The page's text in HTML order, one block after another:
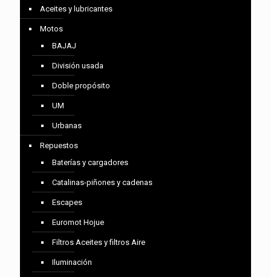
Aceites y lubricantes
Motos
BAJAJ
División usada
Doble propósito
UM
Urbanas
Repuestos
Baterías y cargadores
Catalinas-piñones y cadenas
Escapes
Euromot Hojue
Filtros Aceites y filtros Aire
Iluminación